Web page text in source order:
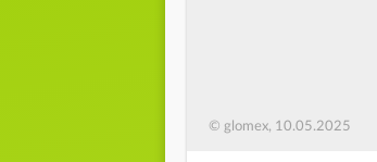
© glomex, 10.05.2025